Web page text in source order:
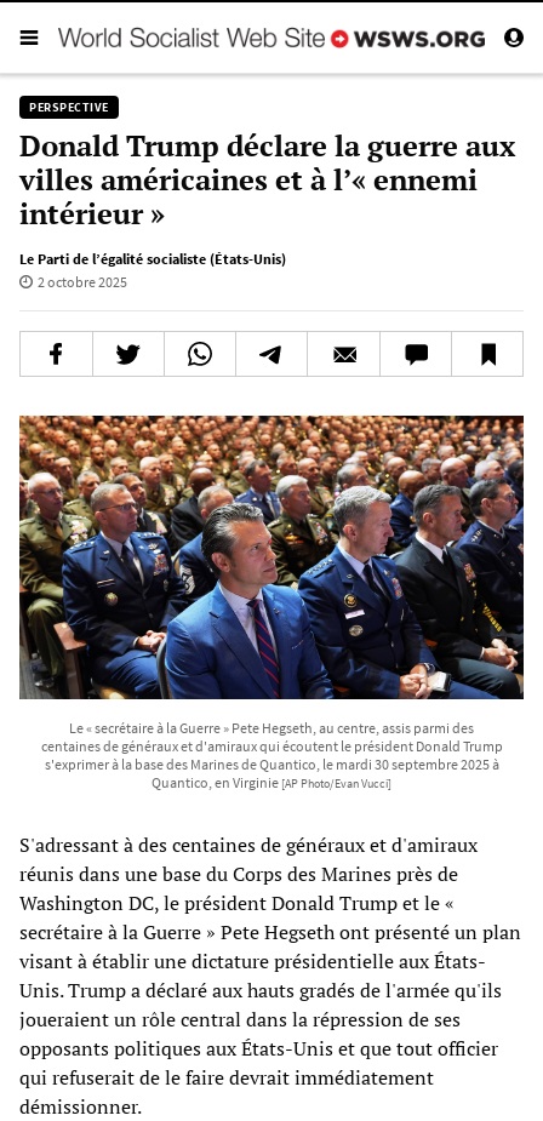
PERSPECTIVE
Donald Trump déclare la guerre aux
villes américaines et à l’« ennemi
intérieur »
Le Parti de l’égalité socialiste (États-Unis)
2 octobre 2025
Le « secrétaire à la Guerre » Pete Hegseth, au centre, assis parmi des
centaines de généraux et d'amiraux qui écoutent le président Donald Trump
s'exprimer à la base des Marines de Quantico, le mardi 30 septembre 2025 à
Quantico, en Virginie [AP Photo/Evan Vucci]
S'adressant à des centaines de généraux et d'amiraux
réunis dans une base du Corps des Marines près de
Washington DC, le président Donald Trump et le «
secrétaire à la Guerre » Pete Hegseth ont présenté un plan
visant à établir une dictature présidentielle aux États-
Unis. Trump a déclaré aux hauts gradés de l'armée qu'ils
joueraient un rôle central dans la répression de ses
opposants politiques aux États-Unis et que tout officier
qui refuserait de le faire devrait immédiatement
démissionner.